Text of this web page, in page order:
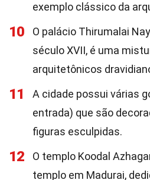
exemplo clássico da
10
O palácio Thirumalai
século XVII, é uma
arquitetônicos
11
A cidade possui várias
entrada) que são
figuras esculpidas.
12
O templo Koodal
templo em Madurai,